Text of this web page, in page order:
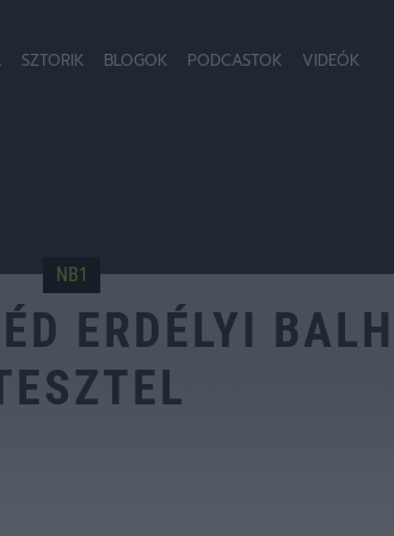
SZTORIK BLOGOK PODCASTOK VIDEÓK
NB1
ERDÉLYI